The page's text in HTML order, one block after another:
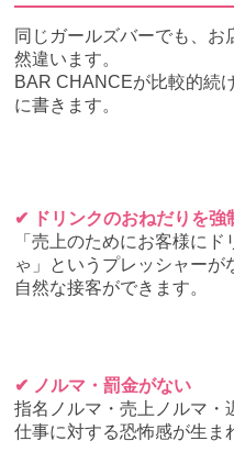
同じガールズバーでも、お
然違います。
BAR CHANCEが比較的続
に書きます。
✔ ドリンクのおねだりを強
「売上のためにお客様に
ゃ」というプレッシャーが
自然な接客ができます。
✔ ノルマ・罰金がない
指名ノルマ・売上ノルマ・
仕事に対する恐怖感が生ま